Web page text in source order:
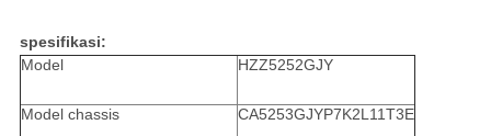
spesifikasi:
Model
HZZ5252GJY
Model chassis CA5253GJYP7K2L11T3E